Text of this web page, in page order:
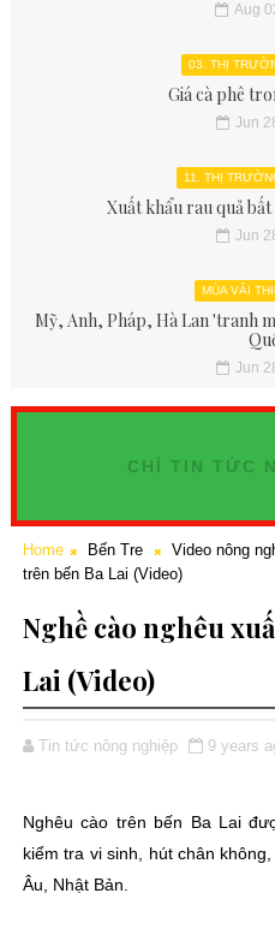
Aug
03. THỊ
Giá cà phê
Jun
11. THỊ
Xuất khẩu rau quả
Jun
MÙA VẢI
Mỹ, Anh, Pháp, Hà Lan 'tranh
Jun
CHỈ TIN TỨC
Home Bến Tre Video nông
trên bến Ba Lai (Video)
Nghề cào nghêu
Lai (Video)
Tin tức nông nghiệp 9 years
Nghêu cào trên bến Ba Lai
kiểm tra vi sinh, hút chân
Âu, Nhật Bản.